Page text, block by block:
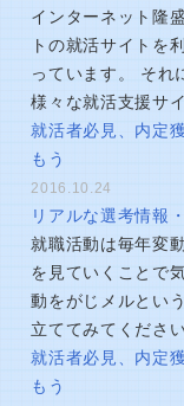
インターネット隆
トの就活サイトを
っています。 それ
様々な就活支援サ
就活者必見、内定
もう
2016.10.24
リアルな選考情報
就職活動は毎年変
を見ていくことで
動をがじメルとい
立ててみてくださ
就活者必見、内定
もう